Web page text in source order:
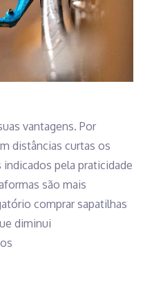
vantagens. Por
distâncias curtas os
pela praticidade
são mais
comprar sapatilhas
diminui